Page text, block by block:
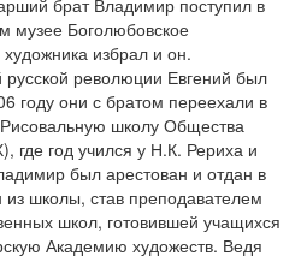
брат Владимир поступил в
музее Боголюбовское
избрал и он.
революции Евгений был
году они с братом переехали в
школу Общества
где год учился у Н.К. Рериха и
был арестован и отдан в
школы, став преподавателем
школ, готовившей учащихся
Академию художеств. Ведя